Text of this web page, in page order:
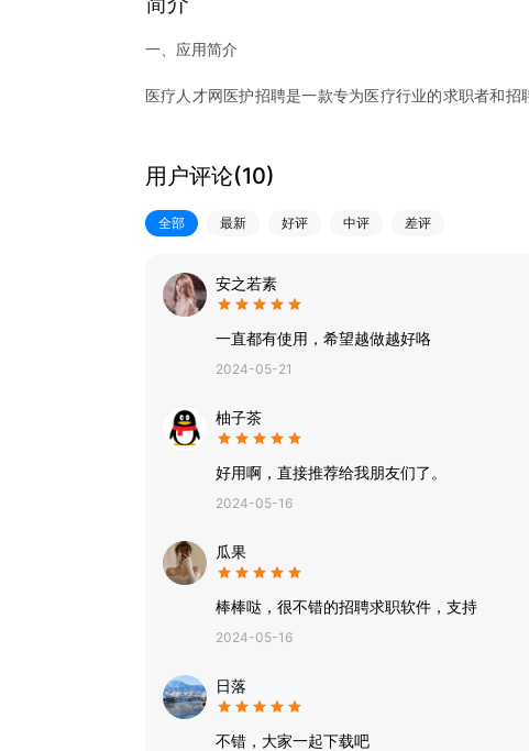
一、应用简介
医疗人才网医护招聘是一款专为医疗行业的求职者和
二、主要功能
职位搜索与浏览：用户可以根据自己的专业、工作地点
职位推荐：根据用户的求职意向和简历信息，我们会为
企业信息查看：用户可以查看招聘方的详细信息，包
在线沟通与面试：用户可以通过APP与招聘方进行在
三、特色亮点
信息真实可靠：我们严格审核招聘方和求职者的信息
智能匹配：通过先进的算法，我们能够为求职者和招聘
专业指导：我们提供丰富的求职指导和职业规划内容，
用户评论(10)
全部 最新 好评 中评 差评
安之若素
一直都有使用，希望越做越好咯
2024-05-21
柚子茶
好用啊，直接推荐给我朋友们了。
2024-05-16
瓜果
棒棒哒，很不错的招聘求职软件，支持
2024-05-16
日落
不错，大家一起下载吧